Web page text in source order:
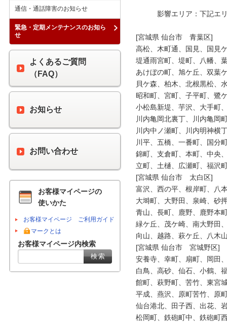
影響エリア：下記エリ
[宮城県 仙台市　青葉区]
高松、木町通、国見、国見
堤通雨宮町、堤町、八幡、
あけぼの町、旭ケ丘、双葉
貝ケ森、柏木、北根黒松、
昭和町、宮町、子平町、鷺
小松島新堤、芋沢、大手町
川内亀岡北裏丁、川内亀岡
川内中ノ瀬町、川内明神横
川平、五橋、一番町、国分
錦町、支倉町、本町、中央
立町、土樋、広瀬町、福沢
[宮城県 仙台市　太白区]
富沢、西の平、根岸町、八
大塒町、大野田、泉崎、砂
青山、長町、鹿野、鹿野本
緑ケ丘、茂ケ崎、南大野田
向山、越路、萩ケ丘、八木
[宮城県 仙台市　宮城野区]
安養寺、幸町、扇町、岡田
白鳥、高砂、仙石、小鶴、
館町、萩野町、苦竹、東宮
平成、燕沢、原町苦竹、原
仙台港北、田子西、出花、
松岡町、鉄砲町中、鉄砲町
通信・通話障害のお知らせ
緊急・定期メンテナンスのお知ら
せ
よくあるご質問
（FAQ）
お知らせ
お問い合わせ
お客様マイページの
使いかた
お客様マイページ ご利用ガイド
マークとは
お客様マイページ内検索